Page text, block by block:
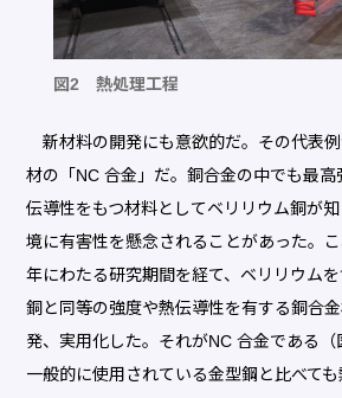
図2 熱処理工程
新材料の開発にも意欲的だ。その代表
材の「NC 合金」だ。銅合金の中でも最
伝導性をもつ材料としてベリリウム銅が
境に有害性を懸念されることがあった。
年にわたる研究期間を経て、ベリリウム
銅と同等の強度や熱伝導性を有する銅合
発、実用化した。それがNC 合金である（
一般的に使用されている金型鋼と比べて